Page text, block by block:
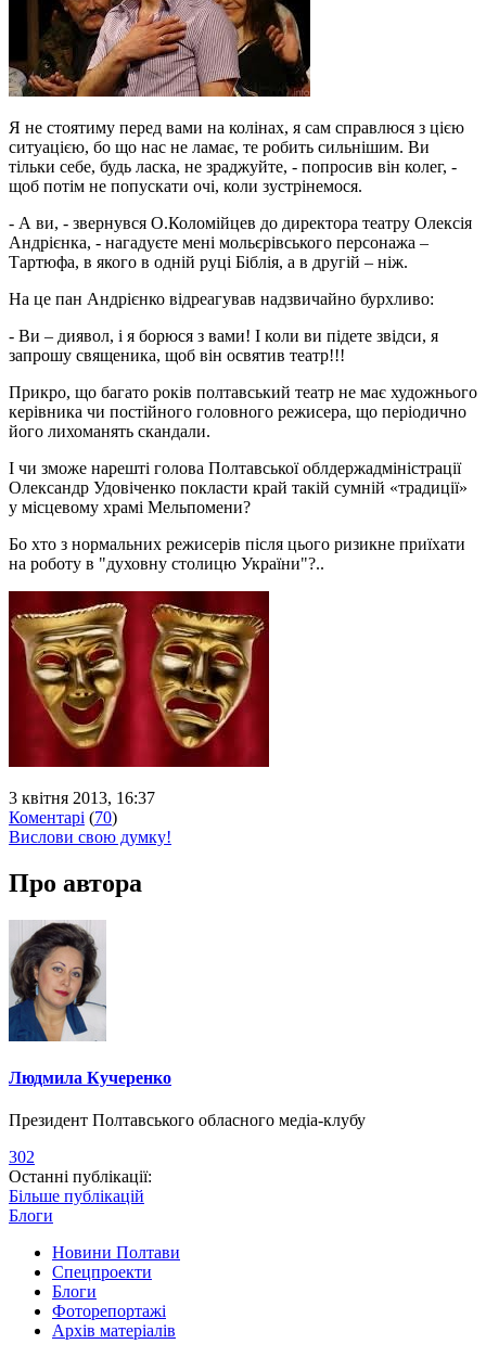
Я не стоятиму перед вами на колінах, я сам справлюся з цією
ситуацією, бо що нас не ламає, те робить сильнішим. Ви
тільки себе, будь ласка, не зраджуйте, - попросив він колег, -
щоб потім не попускати очі, коли зустрінемося.
- А ви, - звернувся О.Коломійцев до директора театру Олексія
Андрієнка, - нагадуєте мені мольєрівського персонажа –
Тартюфа, в якого в одній руці Біблія, а в другій – ніж.
На це пан Андрієнко відреагував надзвичайно бурхливо:
- Ви – диявол, і я борюся з вами! І коли ви підете звідси, я
запрошу священика, щоб він освятив театр!!!
Прикро, що багато років полтавський театр не має художнього
керівника чи постійного головного режисера, що періодично
його лихоманять скандали.
І чи зможе нарешті голова Полтавської облдержадміністрації
Олександр Удовіченко покласти край такій сумній «традиції»
у місцевому храмі Мельпомени?
Бо хто з нормальних режисерів після цього ризикне приїхати
на роботу в "духовну столицю України"?..
3 квітня 2013, 16:37
Коментарі (70)
Вислови свою думку!
Про автора
Людмила Кучеренко
Президент Полтавського обласного медіа-клубу
302
Останні публікації:
Більше публікацій
Блоги
Новини Полтави
Спецпроекти
Блоги
Фоторепортажі
Архів матеріалів